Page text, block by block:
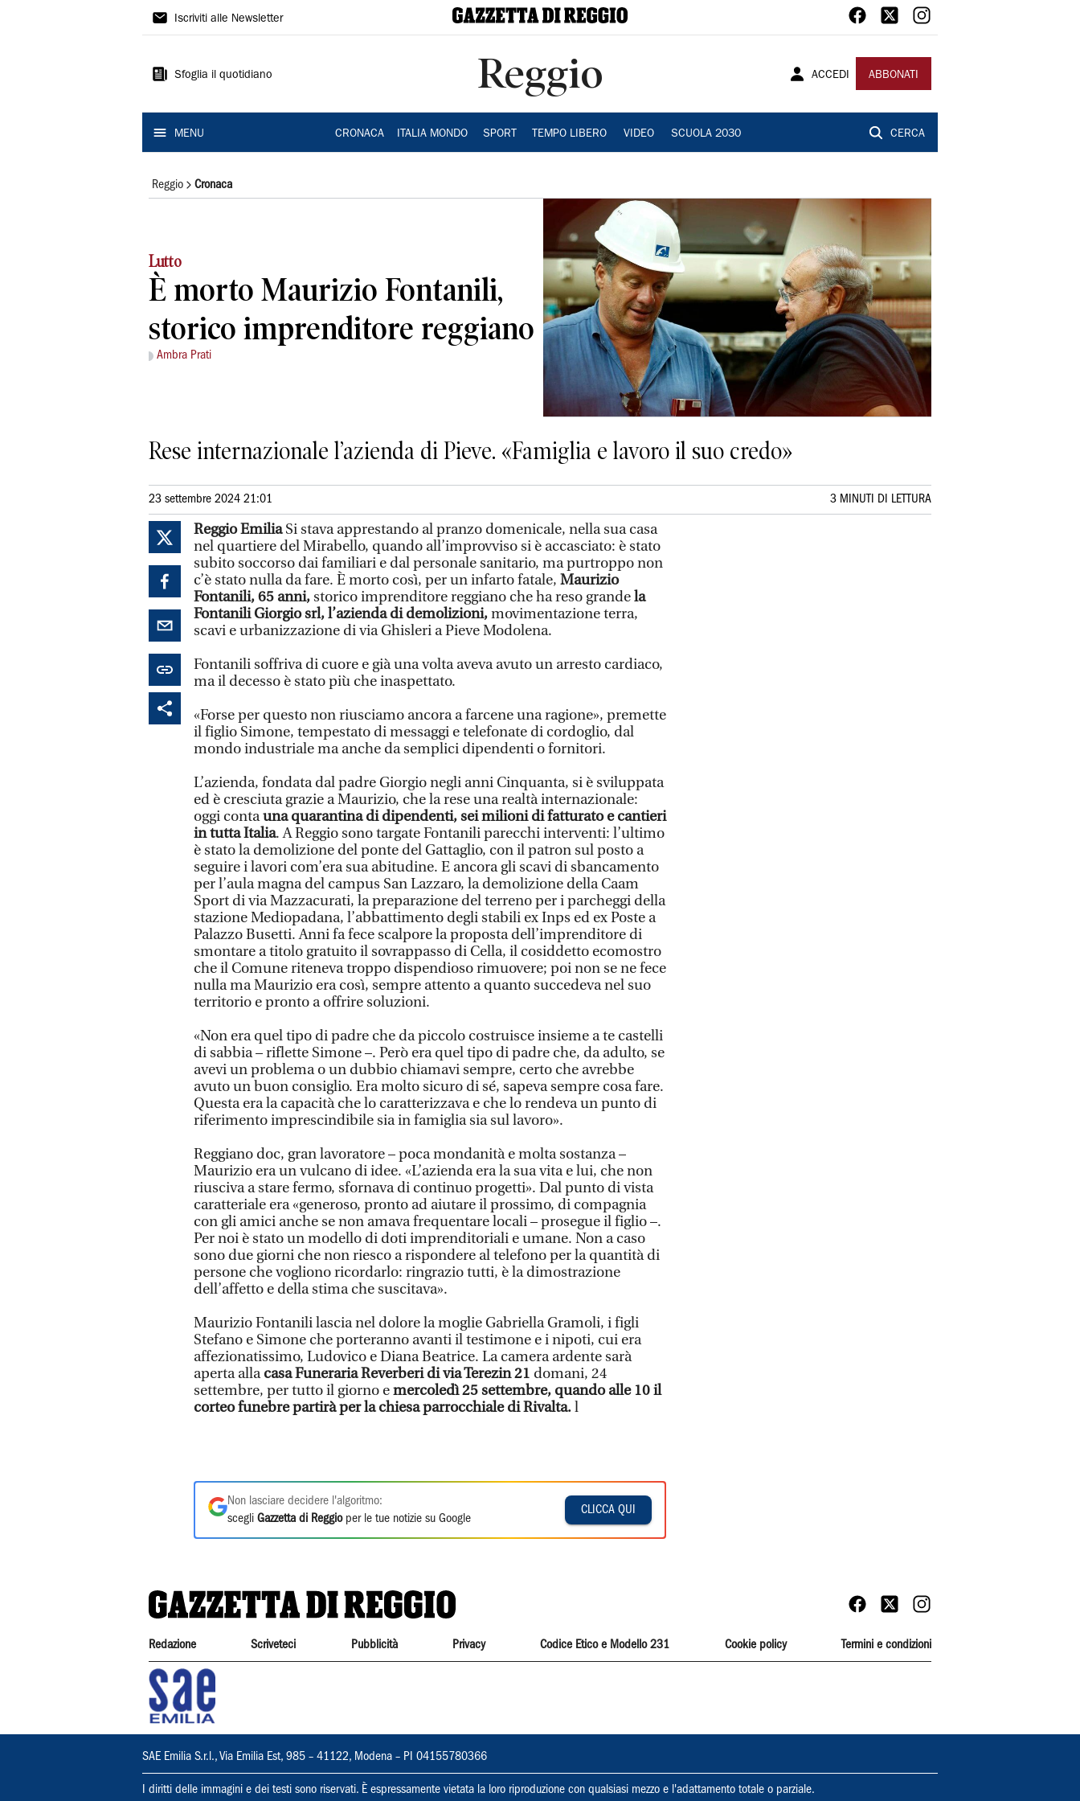
Gazzetta
Reggio
Iscriviti alle Newsletter
Sfoglia il quotidiano Reggio ACCEDI ABBONATI
MENU CRONACA ITALIA MONDO SPORT TEMPO LIBERO VIDEO SCUOLA 2030 CERCA
Reggio Cronaca
Lutto
È morto Maurizio Fontanili,
storico imprenditore reggiano
Ambra Prati
Rese internazionale l’azienda di Pieve. «Famiglia e lavoro il suo credo»
23 settembre 2024 21:01 3 MINUTI DI LETTURA
Reggio EmiliaSi stava apprestando al pranzo domenicale, nella sua casa
nel quartiere del Mirabello, quando all’improvviso si è accasciato: è stato
subito soccorso dai familiari e dal personale sanitario, ma purtroppo non
c’è stato nulla da fare. È morto così, per un infarto fatale, Maurizio
Fontanili, 65 anni,storico imprenditore reggiano che ha reso grandela
Fontanili Giorgio srl, l’azienda di demolizioni,movimentazione terra,
scavi e urbanizzazione di via Ghisleri a Pieve Modolena.
Fontanili soffriva di cuore e già una volta aveva avuto un arresto cardiaco,
ma il decesso è stato più che inaspettato.
«Forse per questo non riusciamo ancora a farcene una ragione», premette
il figlio Simone, tempestato di messaggi e telefonate di cordoglio, dal
mondo industriale ma anche da semplici dipendenti o fornitori.
L’azienda, fondata dal padre Giorgio negli anni Cinquanta, si è sviluppata
ed è cresciuta grazie a Maurizio, che la rese una realtà internazionale:
oggi contauna quarantina di dipendenti, sei milioni di fatturato e cantieri
in tutta Italia. A Reggio sono targate Fontanili parecchi interventi: l’ultimo
è stato la demolizione del ponte del Gattaglio, con il patron sul posto a
seguire i lavori com’era sua abitudine. E ancora gli scavi di sbancamento
per l’aula magna del campus San Lazzaro, la demolizione della Caam
Sport di via Mazzacurati, la preparazione del terreno per i parcheggi della
stazione Mediopadana, l’abbattimento degli stabili ex Inps ed ex Poste a
Palazzo Busetti. Anni fa fece scalpore la proposta dell’imprenditore di
smontare a titolo gratuito il sovrappasso di Cella, il cosiddetto ecomostro
che il Comune riteneva troppo dispendioso rimuovere; poi non se ne fece
nulla ma Maurizio era così, sempre attento a quanto succedeva nel suo
territorio e pronto a offrire soluzioni.
«Non era quel tipo di padre che da piccolo costruisce insieme a te castelli
di sabbia – riflette Simone –. Però era quel tipo di padre che, da adulto, se
avevi un problema o un dubbio chiamavi sempre, certo che avrebbe
avuto un buon consiglio. Era molto sicuro di sé, sapeva sempre cosa fare.
Questa era la capacità che lo caratterizzava e che lo rendeva un punto di
riferimento imprescindibile sia in famiglia sia sul lavoro».
Reggiano doc, gran lavoratore – poca mondanità e molta sostanza –
Maurizio era un vulcano di idee. «L’azienda era la sua vita e lui, che non
riusciva a stare fermo, sfornava di continuo progetti». Dal punto di vista
caratteriale era «generoso, pronto ad aiutare il prossimo, di compagnia
con gli amici anche se non amava frequentare locali – prosegue il figlio –.
Per noi è stato un modello di doti imprenditoriali e umane. Non a caso
sono due giorni che non riesco a rispondere al telefono per la quantità di
persone che vogliono ricordarlo: ringrazio tutti, è la dimostrazione
dell’affetto e della stima che suscitava».
Maurizio Fontanili lascia nel dolore la moglie Gabriella Gramoli, i figli
Stefano e Simone che porteranno avanti il testimone e i nipoti, cui era
affezionatissimo, Ludovico e Diana Beatrice. La camera ardente sarà
aperta allacasa Funeraria Reverberi di via Terezin 21 domani, 24
settembre, per tutto il giorno emercoledì 25 settembre, quando alle 10 il
corteo funebre partirà per la chiesa parrocchiale di Rivalta.l
Non lasciare decidere l'algoritmo:
scegli Gazzetta di Reggioper le tue notizie su Google
CLICCA QUI
Redazione Scriveteci Pubblicità Privacy Codice Etico e Modello 231 Cookie policy Termini e condizioni
SAE Emilia S.r.l., Via Emilia Est, 985 – 41122, Modena – PI 04155780366
I diritti delle immagini e dei testi sono riservati. È espressamente vietata la loro riproduzione con qualsiasi mezzo e l'adattamento totale o parziale.